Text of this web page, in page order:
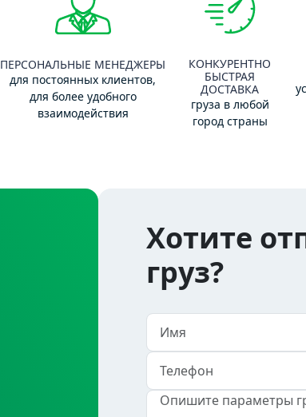
ПЕРСОНАЛЬНЫЕ МЕНЕДЖЕРЫ
для постоянных клиентов,
для более удобного
взаимодействия
КОНКУРЕНТНО
БЫСТРАЯ
ДОСТАВКА
груза в любой
город страны
Хотите
груз?